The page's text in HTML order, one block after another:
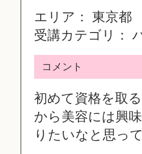
エリア：
東京都
受講カテゴリ：
コメント
初めて資格を取
から美容には興
りたいなと思っ